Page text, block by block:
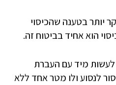
יותר בטענה שהכיסוי
הוא אחיד בביטוח זה.
מיד עם העברת
לנסוע ולו מטר אחד ללא